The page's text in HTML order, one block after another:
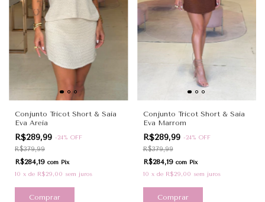
Conjunto Tricot Short & Saia
Eva Areia
R$289,99 -24% OFF
R$379,99
R$284,19 com Pix
10 x de R$29,00 sem juros
Comprar
Conjunto Tricot Short & Saia
Eva Marrom
R$289,99 -24% OFF
R$379,99
R$284,19 com Pix
10 x de R$29,00 sem juros
Comprar